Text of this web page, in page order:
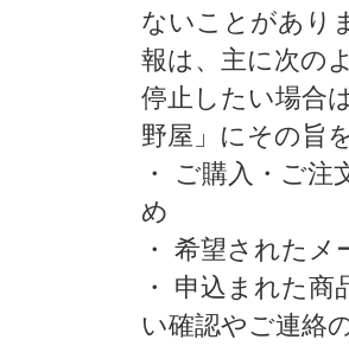
ないことがあり
報は、主に次の
停止したい場合
野屋」にその旨
・ ご購入・ご
め
・ 希望された
・ 申込まれた
い確認やご連絡